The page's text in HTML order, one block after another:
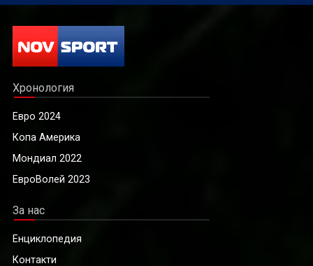
Хронология
Евро 2024
Копа Америка
Мондиал 2022
ЕвроВолей 2023
За нас
Енциклопедия
Контакти